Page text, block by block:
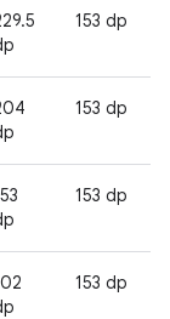
153 dp
153 dp
153 dp
153 dp